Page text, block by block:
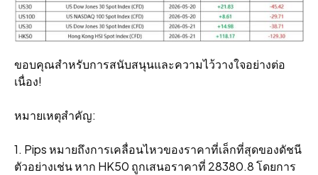
ขอบคุณสําหรับการสนับสนุนและความไว้วางใจอย่างต่อ
เนื่อง!
หมายเหตุสําคัญ:
1. Pips หมายถึงการเคลื่อนไหวของราคาที่เล็กที่สุดของดัชนี
ตัวอย่างเช่น หาก HK50 ถูกเสนอราคาที่ 28380.8 โดยการ